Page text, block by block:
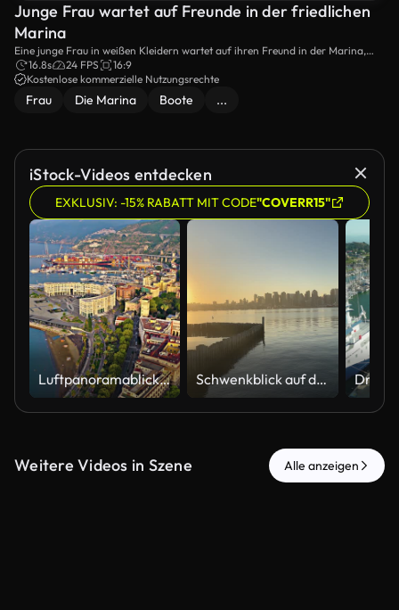
Junge Frau wartet auf Freunde in der friedlichen
Marina
Eine junge Frau in weißen Kleidern wartet auf ihren Freund in der Marina,
wenn sie plötzlich einen Anruf erhält.
16.8s 24 FPS
16:9
Kostenlose kommerzielle Nutzungsrechte
Frau Die Marina Boote ...
iStock-Videos entdecken
EXKLUSIV: -15% RABATT MIT CODE"COVERR15"
Luftpanoramablick auf die Piazza della Libertà und die Salerno-Uferpromenade bei Sonnenaufgang, der moderne Strandplatz mit Blick auf den Golf von Salerno in Kampanien, Süditalien, Stadtarchitektur, Küstenstadtbild und Reisezielkonzept Schwenkblick auf den Hafen und die Skyline von San Diego, Kalifornien, bei Tagesanbruch
Weitere Videos in Szene Alle anzeigen